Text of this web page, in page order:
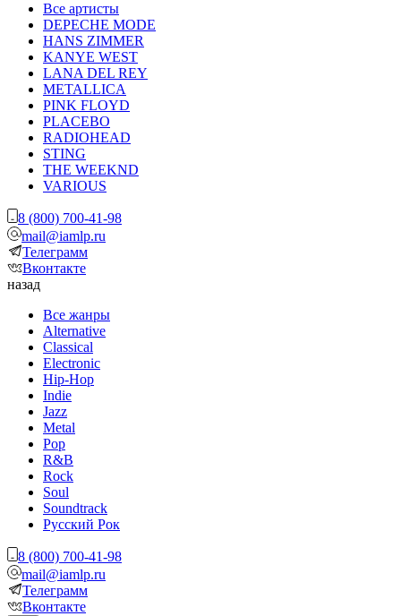
Все артисты
DEPECHE MODE
HANS ZIMMER
KANYE WEST
LANA DEL REY
METALLICA
PINK FLOYD
PLACEBO
RADIOHEAD
STING
THE WEEKND
VARIOUS
8 (800) 700-41-98
mail@iamlp.ru
Телеграмм
Вконтакте
назад
Все жанры
Alternative
Classical
Electronic
Hip-Hop
Indie
Jazz
Metal
Pop
R&B
Rock
Soul
Soundtrack
Русский Рок
8 (800) 700-41-98
mail@iamlp.ru
Телеграмм
Вконтакте